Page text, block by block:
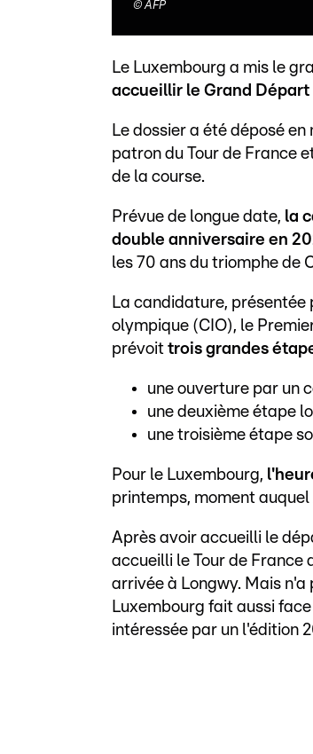
©AFP
Le Luxembourg a mis le
accueillir le Grand Départ
Le dossier a été déposé
patron du Tour de France
de la course.
Prévue de longue date, la
double anniversaire en
les 70 ans du triomphe de
La candidature,
olympique (CIO), le
prévoit trois grandes
une ouverture par un
une deuxième étape
une troisième étape
Pour le Luxembourg,
printemps, moment
Après avoir accueilli le
accueilli le Tour de France
arrivée à Longwy. Mais
Luxembourg fait aussi
intéressée par un l'édition